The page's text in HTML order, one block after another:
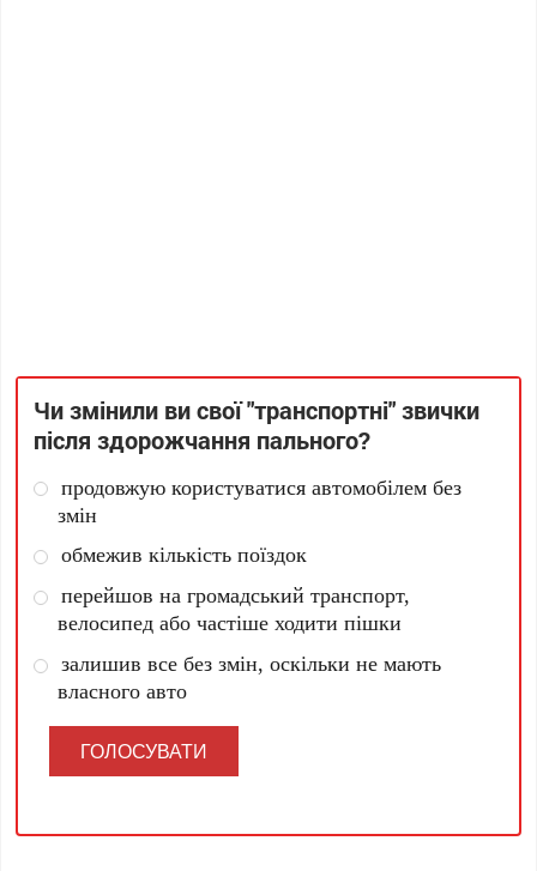
Чи змінили ви свої "транспортні" звички
після здорожчання пального?
продовжую користуватися автомобілем без
змін
обмежив кількість поїздок
перейшов на громадський транспорт,
велосипед або частіше ходити пішки
залишив все без змін, оскільки не мають
власного авто